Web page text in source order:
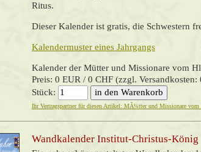
Ritus.
Dieser Kalender ist gratis, die Schwestern
Kalendermuster eines Jahrgangs
Kalender der Mütter und Missionare vom
Preis: 0 EUR / 0 CHF (zzgl.
Stück:
Ihr Vertragspartner für diesen Artikel: MÃ¼tter und Missionare
Wandkalender Institut-Christus-König